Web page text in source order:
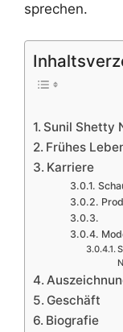
sprechen.
Sunil Shetty
Frühes
Karriere
Geschäft
Biografie